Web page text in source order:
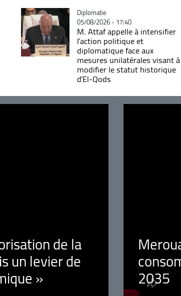
Catégorie
Diplomatie
05/08/2026 - 17:40
M. Attaf appelle à intensifier
l'action politique et
diplomatique face aux
mesures unilatérales visant à
modifier le statut historique
d'El-Qods
de la
un levier de
» 2035